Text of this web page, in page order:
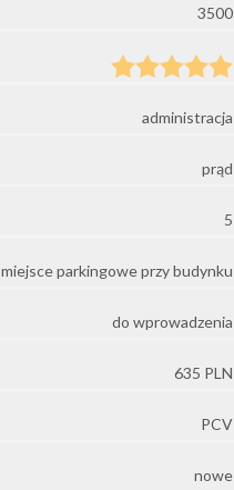
3500
administracja
prąd
5
miejsce parkingowe przy budynku
do wprowadzenia
635 PLN
PCV
nowe